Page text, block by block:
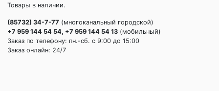
Товары в наличии.
(85732) 34-7-77 (многоканальный городской)
+7 959 144 54 54, +7 959 144 54 13 (мобильный)
Заказ по телефону: пн.-сб. c 9:00 до 15:00
Заказ онлайн: 24/7